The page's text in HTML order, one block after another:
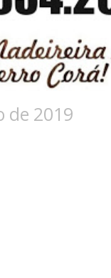
de 2019